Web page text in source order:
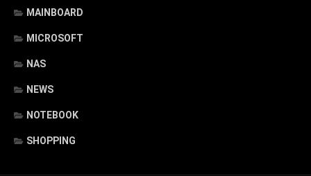
MAINBOARD
MICROSOFT
NAS
NEWS
NOTEBOOK
SHOPPING